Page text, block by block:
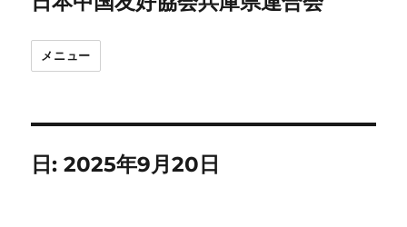
メニュー
日:2025年9月20日